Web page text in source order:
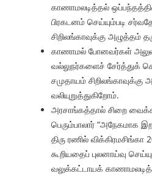
காணாமலடித்தல்
பிரகடனம் செய்யும்படி
சிறிலங்காவுக்கு அழுத்தம்
காணாமல் போனவர்கள்
வல்லுநர்களைச் சேர்த்துக்
சமுதாயம் சிறிலங்காவுக்கு
வலியுறுத்துகிறோம்.
அரசாங்கத்தால் சிறை
பெரும்பாலார் “அநேகமாக
திரு ரணில்
கூறியதைப் புலனாய்வு
வலுக்கட்டாயக்